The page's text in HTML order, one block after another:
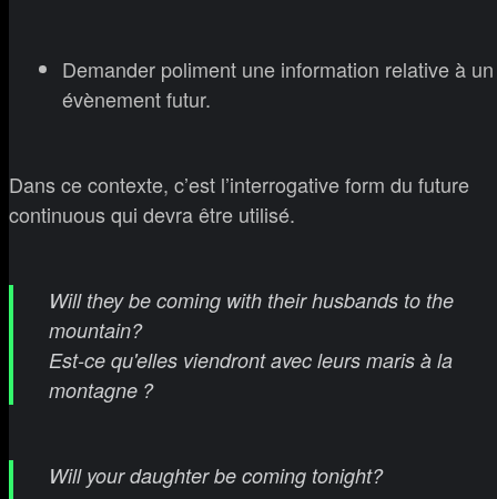
Demander poliment une information relative à un
évènement futur.
Dans ce contexte, c’est l’interrogative form du future
continuous qui devra être utilisé.
Will they be coming with their husbands to the
mountain?
Est-ce qu'elles viendront avec leurs maris à la
montagne ?
Will your daughter be coming tonight?